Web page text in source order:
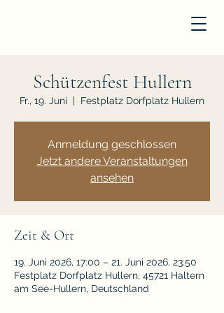
Schützenfest Hullern
Fr., 19. Juni
  |
Festplatz Dorfplatz Hullern
Anmeldung geschlossen
Jetzt andere Veranstaltungen
ansehen
Zeit & Ort
19. Juni 2026, 17:00 – 21. Juni 2026, 23:50
Festplatz Dorfplatz Hullern, 45721 Haltern
am See-Hullern, Deutschland